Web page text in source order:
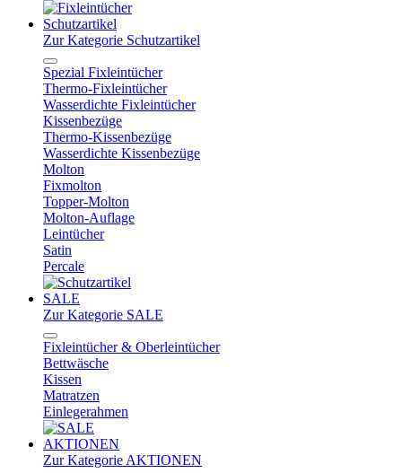
Schutzartikel
Zur Kategorie Schutzartikel
Spezial Fixleintücher
Thermo-Fixleintücher
Wasserdichte Fixleintücher
Kissenbezüge
Thermo-Kissenbezüge
Wasserdichte Kissenbezüge
Molton
Fixmolton
Topper-Molton
Molton-Auflage
Leintücher
Satin
Percale
SALE
Zur Kategorie SALE
Fixleintücher & Oberleintücher
Bettwäsche
Kissen
Matratzen
Einlegerahmen
AKTIONEN
Zur Kategorie AKTIONEN